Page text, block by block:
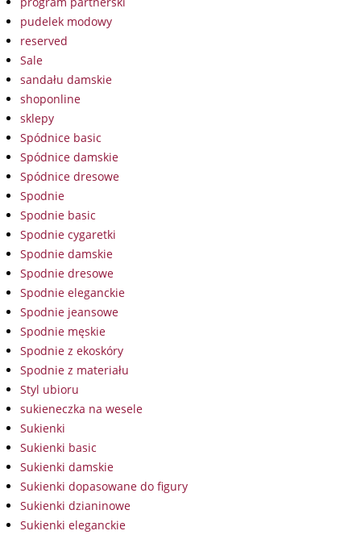
pudelek modowy
reserved
Sale
sandału damskie
shoponline
sklepy
Spódnice basic
Spódnice damskie
Spódnice dresowe
Spodnie
Spodnie basic
Spodnie cygaretki
Spodnie damskie
Spodnie dresowe
Spodnie eleganckie
Spodnie jeansowe
Spodnie męskie
Spodnie z ekoskóry
Spodnie z materiału
Styl ubioru
sukieneczka na wesele
Sukienki
Sukienki basic
Sukienki damskie
Sukienki dopasowane do figury
Sukienki dzianinowe
Sukienki eleganckie